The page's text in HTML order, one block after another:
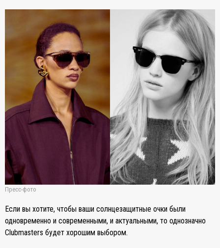
Пресс-фото
Если вы хотите, чтобы ваши солнцезащитные очки были
одновременно и современными, и актуальными, то однозначно
Сlubmasters будет хорошим выбором.